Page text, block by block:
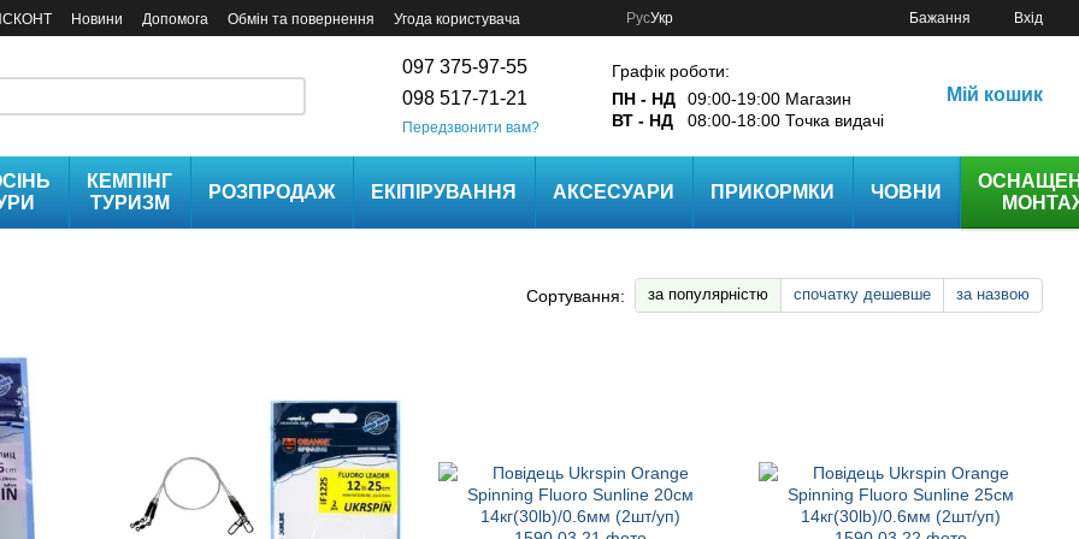
Новини Допомога Обмін та повернення Угода користувача РусУкр Бажання Вхід
097 375-97-55
098 517-71-21
Передзвонити вам?
Графік роботи:
ПН - НД
09:00-19:00 Магазин
ВТ - НД
08:00-18:00 Точка видачі
Мій кошик
КЕМПІНГ
ТУРИЗМ
РОЗПРОДАЖ ЕКІПІРУВАННЯ АКСЕСУАРИ ПРИКОРМКИ ЧОВНИ
Сортування: за популярністю спочатку дешевше за назвою